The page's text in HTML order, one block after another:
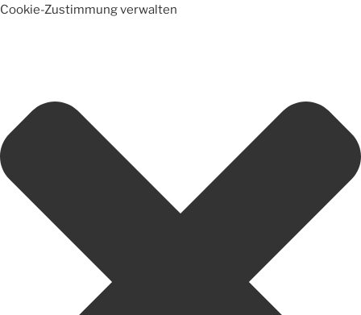
Cookie-Zustimmung verwalten